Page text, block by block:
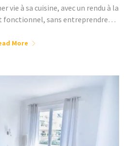
vie à sa cuisine, avec un rendu à la
fonctionnel, sans entreprendre…
More